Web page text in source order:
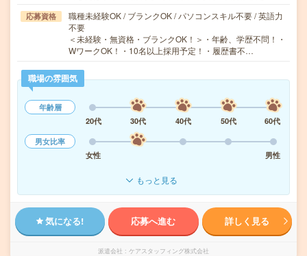
応募資格
職種未経験OK / ブランクOK / パソコンスキル不要 / 英語力
不要
＜未経験・無資格・ブランクOK！＞・年齢、学歴不問！・
WワークOK！・10名以上採用予定！・履歴書不…
職場の雰囲気
年齢層
20代
30代 40代 50代
60代
男女比率
女性
男性
もっと見る
気になる! 応募へ進む 詳しく見る
派遣会社 ケアスタッフィング株式会社